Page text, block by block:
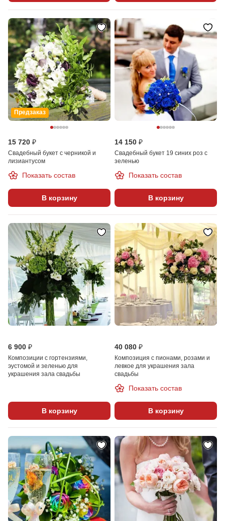
Предзаказ
15 720 ₽
Свадебный букет с черникой и
лизиантусом
Показать состав
В корзину
14 150 ₽
Свадебный букет 19 синих роз с
зеленью
Показать состав
В корзину
6 900 ₽
Композиции с гортензиями,
эустомой и зеленью для
украшения зала свадьбы
В корзину
40 080 ₽
Композиция с пионами, розами и
левкое для украшения зала
свадьбы
Показать состав
В корзину